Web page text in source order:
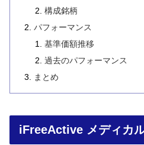
構成銘柄
パフォーマンス
基準価額推移
過去のパフォーマンス
まとめ
iFreeActive メディカ